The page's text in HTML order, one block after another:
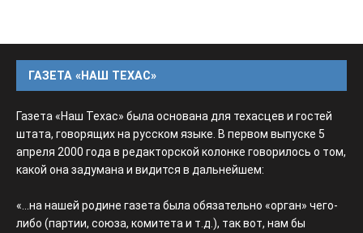
ГАЗЕТА «НАШ ТЕХАС»
Газета «Наш Техас» была основана для техасцев и гостей
штата, говорящих на русском языке. В первом выпуске 5
апреля 2000 года в редакторской колонке говорилось о том,
какой она задумана и видится в дальнейшем:
«...на нашей родине газета была обязательно «орган» чего-
либо (партии, союза, комитета и т.д.), так вот, нам бы